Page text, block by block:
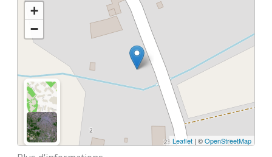
+
−
Leaflet | ©OpenStreetMap